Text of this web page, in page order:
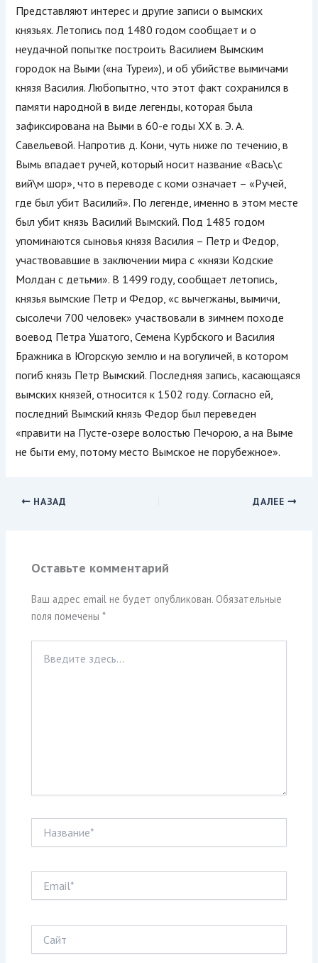
Представляют интерес и другие записи о вымских
князьях. Летопись под 1480 годом сообщает и о
неудачной попытке построить Василием Вымским
городок на Выми («на Туреи»), и об убийстве вымичами
князя Василия. Любопытно, что этот факт сохранился в
памяти народной в виде легенды, которая была
зафиксирована на Выми в 60-е годы ХХ в. Э. А.
Савельевой. Напротив д. Кони, чуть ниже по течению, в
Вымь впадает ручей, который носит название «Вась\с
вий\м шор», что в переводе с коми означает – «Ручей,
где был убит Василий». По легенде, именно в этом месте
был убит князь Василий Вымский. Под 1485 годом
упоминаются сыновья князя Василия – Петр и Федор,
участвовавшие в заключении мира с «князи Кодские
Молдан с детьми». В 1499 году, сообщает летопись,
князья вымские Петр и Федор, «с вычегжаны, вымичи,
сысолечи 700 человек» участвовали в зимнем походе
воевод Петра Ушатого, Семена Курбского и Василия
Бражника в Югорскую землю и на вогуличей, в котором
погиб князь Петр Вымский. Последняя запись, касающаяся
вымских князей, относится к 1502 году. Согласно ей,
последний Вымский князь Федор был переведен
«правити на Пусте-озере волостью Печорою, а на Выме
не быти ему, потому место Вымское не порубежное».
НАЗАД ДАЛЕЕ
Оставьте комментарий
Ваш адрес email не будет опубликован. Обязательные
поля помечены*
здесь...